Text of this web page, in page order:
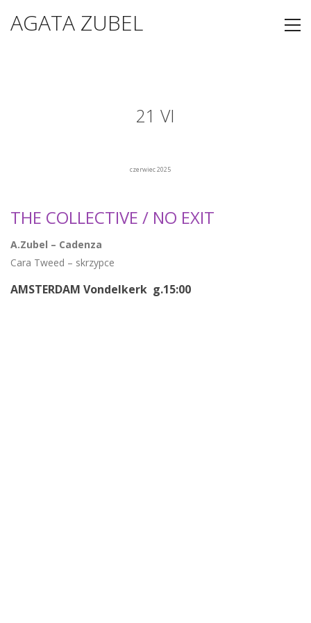
AGATA ZUBEL
21 VI
czerwiec 2025
THE COLLECTIVE / NO EXIT
A.Zubel – Cadenza
Cara Tweed – skrzypce
AMSTERDAM Vondelkerk g.15:00